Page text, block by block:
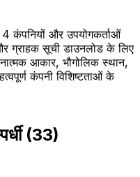
कंपनियों और उपयोगकर्ताओं
ग्राहक सूची डाउनलोड के लिए
आकार, भौगोलिक स्थान,
कंपनी विशिष्टताओं के
(33)